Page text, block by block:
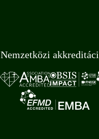
Nemzetközi